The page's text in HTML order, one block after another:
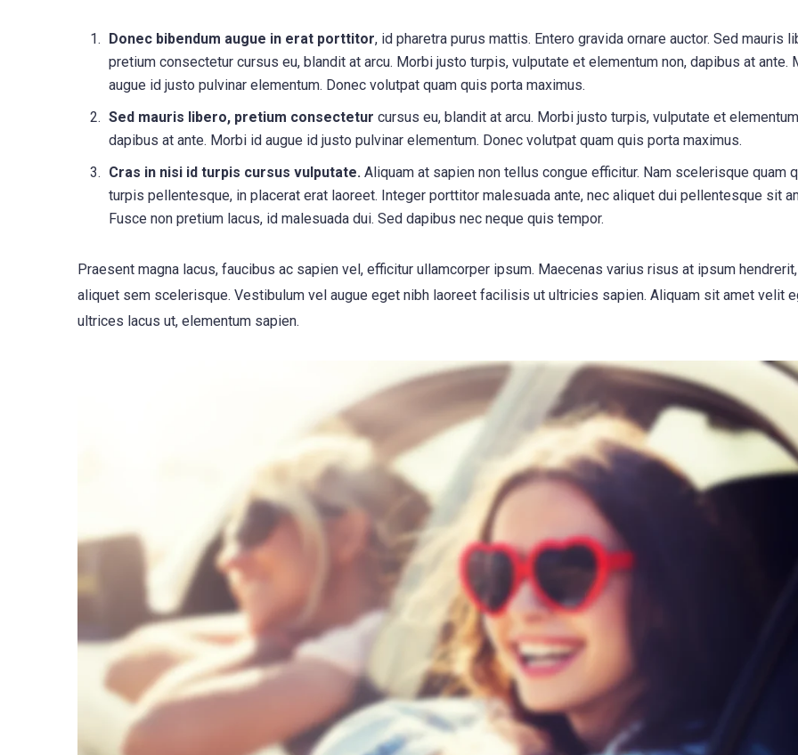
Donec bibendum augue in erat porttitor, id pharetra purus mattis. Entero gravida ornare auctor. Sed mauris
pretium consectetur cursus eu, blandit at arcu. Morbi justo turpis, vulputate et elementum non, dapibus at ante.
augue id justo pulvinar elementum. Donec volutpat quam quis porta maximus.
Sed mauris libero, pretium consectetur cursus eu, blandit at arcu. Morbi justo turpis, vulputate et
dapibus at ante. Morbi id augue id justo pulvinar elementum. Donec volutpat quam quis porta maximus.
Cras in nisi id turpis cursus vulputate. Aliquam at sapien non tellus congue efficitur. Nam scelerisque quam
turpis pellentesque, in placerat erat laoreet. Integer porttitor malesuada ante, nec aliquet dui pellentesque sit
Fusce non pretium lacus, id malesuada dui. Sed dapibus nec neque quis tempor.
Praesent magna lacus, faucibus ac sapien vel, efficitur ullamcorper ipsum. Maecenas varius risus at ipsum
aliquet sem scelerisque. Vestibulum vel augue eget nibh laoreet facilisis ut ultricies sapien. Aliquam sit amet velit
ultrices lacus ut, elementum sapien.